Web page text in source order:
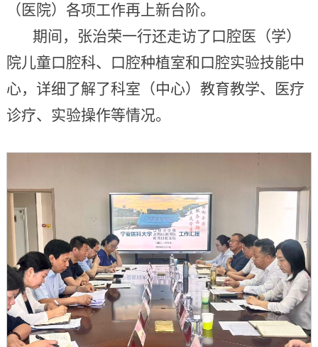
（医院）各项工作再上新台阶。
期间，张治荣一行还走访了口腔医（学）
院儿童口腔科、口腔种植室和口腔实验技能中
心，详细了解了科室（中心）教育教学、医疗
诊疗、实验操作等情况。